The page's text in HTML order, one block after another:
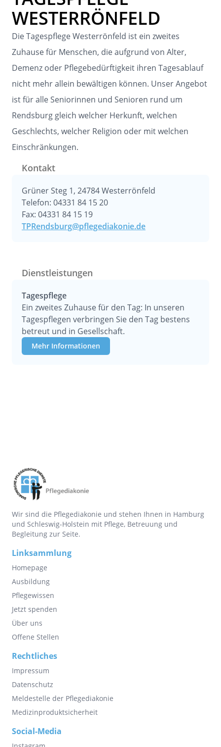
WESTERRÖNFELD
Die Tagespflege Westerrönfeld ist ein zweites
Zuhause für Menschen, die aufgrund von Alter,
Demenz oder Pflegebedürftigkeit ihren Tagesablauf
nicht mehr allein bewältigen können. Unser Angebot
ist für alle Seniorinnen und Senioren rund um
Rendsburg gleich welcher Herkunft, welchen
Geschlechts, welcher Religion oder mit welchen
Einschränkungen.
Kontakt
Grüner Steg 1, 24784 Westerrönfeld
Telefon: 04331 84 15 20
Fax: 04331 84 15 19
TPRendsburg@pflegediakonie.de
Dienstleistungen
Tagespflege
Ein zweites Zuhause für den Tag: In unseren
Tagespflegen verbringen Sie den Tag bestens
betreut und in Gesellschaft.
Mehr Informationen
Wir sind die Pflegediakonie und stehen Ihnen in Hamburg
und Schleswig-Holstein mit Pflege, Betreuung und
Begleitung zur Seite.
Linksammlung
Homepage
Ausbildung
Pflegewissen
Jetzt spenden
Über uns
Offene Stellen
Rechtliches
Impressum
Datenschutz
Meldestelle der Pflegediakonie
Medizinproduktsicherheit
Social-Media